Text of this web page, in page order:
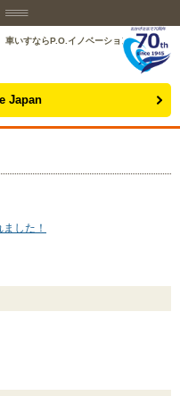
車いすならP.O.イノベーション
Japan
した！